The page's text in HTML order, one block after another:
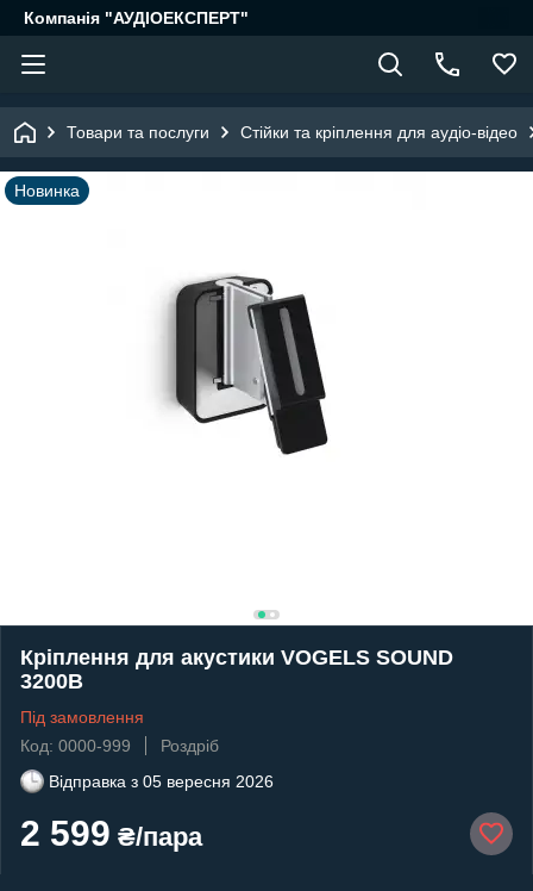
Компанія "АУДІОЕКСПЕРТ"
Товари та послуги Стійки та кріплення для аудіо-відео
Новинка
Кріплення для акустики VOGELS SOUND
3200B
Під замовлення
Код: 0000-999
Роздріб
Відправка з 05 вересня 2026
2 599 ₴/пара